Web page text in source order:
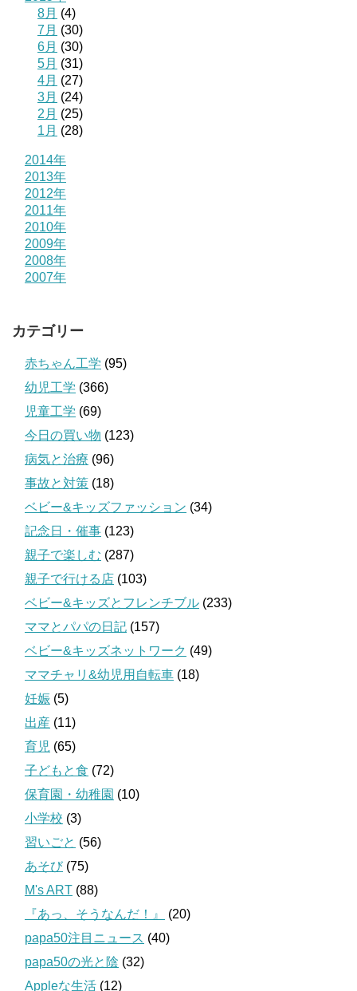
8月 (4)
7月 (30)
6月 (30)
5月 (31)
4月 (27)
3月 (24)
2月 (25)
1月 (28)
2014年
2013年
2012年
2011年
2010年
2009年
2008年
2007年
カテゴリー
赤ちゃん工学 (95)
幼児工学 (366)
児童工学 (69)
今日の買い物 (123)
病気と治療 (96)
事故と対策 (18)
ベビー&キッズファッション (34)
記念日・催事 (123)
親子で楽しむ (287)
親子で行ける店 (103)
ベビー&キッズとフレンチブル (233)
ママとパパの日記 (157)
ベビー&キッズネットワーク (49)
ママチャリ&幼児用自転車 (18)
妊娠 (5)
出産 (11)
育児 (65)
子どもと食 (72)
保育園・幼稚園 (10)
小学校 (3)
習いごと (56)
あそび(75)
M's ART (88)
『あっ、そうなんだ！』
(20)
papa50注目ニュース (40)
papa50の光と陰 (32)
Appleな生活 (12)